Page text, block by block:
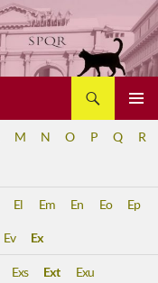
M N O P Q R
El Em En Eo Ep
Ev Ex
Exs Ext Exu